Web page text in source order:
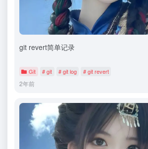
git revert简单记录
Git # git # git log # git revert
2年前